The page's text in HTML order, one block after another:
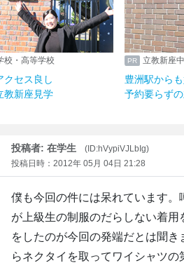
校・高等学校
クセス良し
教新座見学
立教新座
豊洲駅から
予約要らず
投稿者: 在学生
(ID:hVypiVJLbIg)
投稿日時：2012年 05月 04日 21:28
僕も今回の件には呆れています。
が上級生の制服のだらしない着
をしたのが今回の発端だとは聞
らネクタイを取ってワイシャツの